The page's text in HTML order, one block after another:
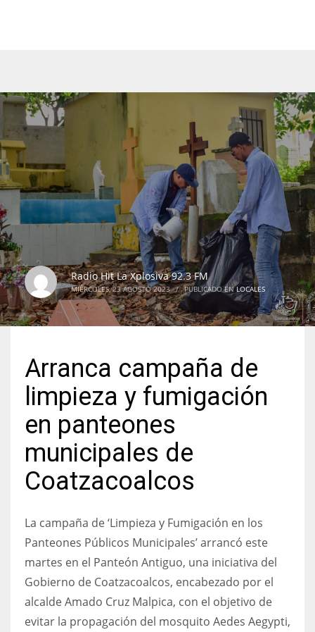
Radio Hit La Xplosiva 92.3 FM
MIÉRCOLES, 23 AGOSTO 2023 / PUBLICADO ENLOCALES
Arranca campaña de
limpieza y fumigación
en panteones
municipales de
Coatzacoalcos
La campaña de ‘Limpieza y Fumigación en los
Panteones Públicos Municipales’ arrancó este
martes en el Panteón Antiguo, una iniciativa del
Gobierno de Coatzacoalcos, encabezado por el
alcalde Amado Cruz Malpica, con el objetivo de
evitar la propagación del mosquito Aedes Aegypti,